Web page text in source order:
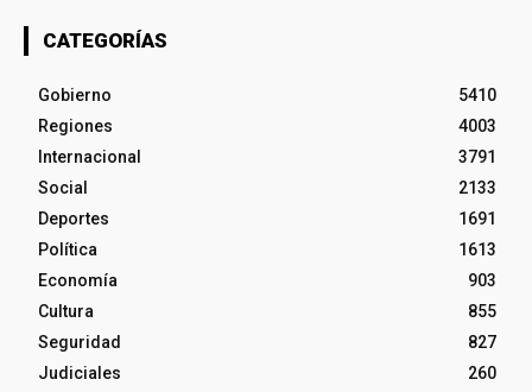
CATEGORÍAS
Gobierno
5410
Regiones
4003
Internacional
3791
Social
2133
Deportes
1691
Política
1613
Economía
903
Cultura
855
Seguridad
827
Judiciales
260